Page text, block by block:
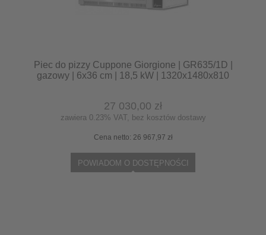
Piec do pizzy Cuppone Giorgione | GR635/1D |
gazowy | 6x36 cm | 18,5 kW | 1320x1480x810
27 030,00 zł
zawiera 0.23% VAT, bez kosztów dostawy
Cena netto: 26 967,97 zł
POWIADOM O DOSTĘPNOŚCI